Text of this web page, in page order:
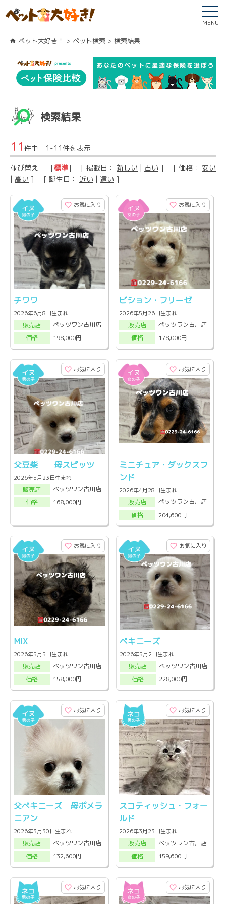
MENU
ペット大好き！ ペット検索 検索結果
検索結果
11 件中 1-11件を表示
並び替え [標準] [ 掲載日： 新しい | 古い ] [ 価格： 安い
| 高い ] [ 誕生日： 近い | 遠い ]
お気に入り
チワワ
2026年6月8日生まれ
販売店
ペッツワン古川店
価格
198,000円
お気に入り
ビション・フリーゼ
2026年5月26日生まれ
販売店
ペッツワン古川店
価格
178,000円
お気に入り
父豆柴 母スピッツ
2026年5月23日生まれ
販売店
ペッツワン古川店
価格
168,000円
お気に入り
ミニチュア・ダックスフ
ンド
2026年4月28日生まれ
販売店
ペッツワン古川店
価格
204,600円
お気に入り
MIX
2026年5月5日生まれ
販売店
ペッツワン古川店
価格
158,000円
お気に入り
ペキニーズ
2026年5月2日生まれ
販売店
ペッツワン古川店
価格
228,000円
お気に入り
父ペキニーズ 母ポメラ
ニアン
2026年3月30日生まれ
販売店
ペッツワン古川店
価格
132,600円
お気に入り
スコティッシュ・フォー
ルド
2026年3月23日生まれ
販売店
ペッツワン古川店
価格
159,600円
お気に入り お気に入り